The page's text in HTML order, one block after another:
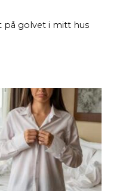
på golvet i mitt hus